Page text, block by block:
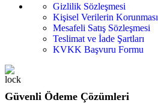
Gizlilik Sözleşmesi
Kişisel Verilerin Korunması
Mesafeli Satış Sözleşmesi
Teslimat ve İade Şartları
KVKK Başvuru Formu
Güvenli Ödeme Çözümleri